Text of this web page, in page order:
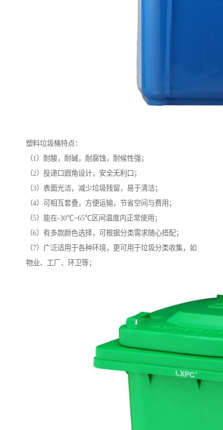
塑料垃圾桶特点：
（1）耐酸，耐碱，耐腐蚀，耐候性强；
（2）投递口圆角设计，安全无利口；
（3）表面光洁，减少垃圾残留，易于清洁；
（4）可相互套叠，方便运输，节省空间与费用；
（5）能在-30℃~65℃区间温度内正常使用；
（6）有多款颜色选择，可根据分类需求随心搭配；
（7）广泛适用于各种环境，更可用于垃圾分类收集，如
物业、工厂、环卫等；